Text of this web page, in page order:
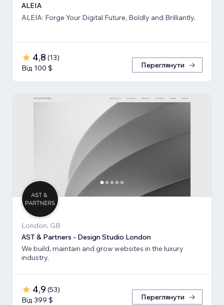
ALEIA
ALEIA: Forge Your Digital Future, Boldly and Brilliantly.
4,8 (13)
Від 100 $
Переглянути
London, GB
AST & Partners - Design Studio London
We build, maintain and grow websites in the luxury
industry.
4,9 (53)
Від 399 $
Переглянути